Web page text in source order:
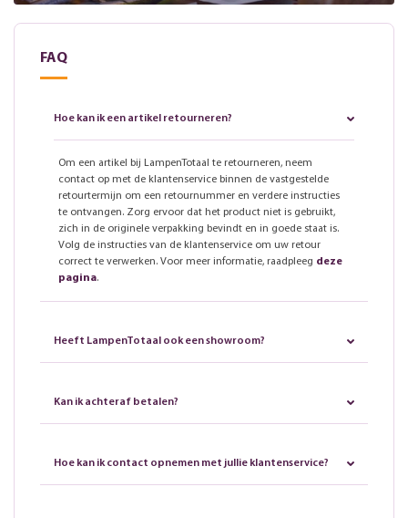
FAQ
Hoe kan ik een artikel retourneren?
Om een artikel bij LampenTotaal te retourneren, neem
contact op met de klantenservice binnen de vastgestelde
retourtermijn om een retournummer en verdere instructies
te ontvangen. Zorg ervoor dat het product niet is gebruikt,
zich in de originele verpakking bevindt en in goede staat is.
Volg de instructies van de klantenservice om uw retour
correct te verwerken. Voor meer informatie, raadpleeg deze
pagina.
Heeft LampenTotaal ook een showroom?
Kan ik achteraf betalen?
Hoe kan ik contact opnemen met jullie klantenservice?